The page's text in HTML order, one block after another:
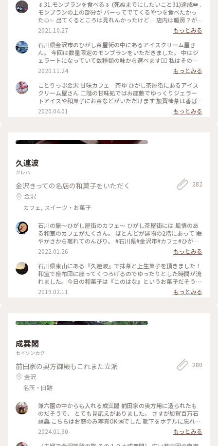
🌷31.モンブランを食べる🌷 (死ぬまでにしたいこと31)達成👑 .
モンブランの上の部分が バーってでてくるやつを食べたかっ
た🌰✨ 出てくるところは見れんかったけど… 店内は暖房？が
効いてて暑かったけん 外で食べた🐷🐷 美味しかった！！ . 次
は和栗専門店 沙織とかで食べたい🌰✨ . #モンブラン #カフ
ェ #東茶屋町 . . どうでもいいけど、ことりっぷ 始めた時も
東茶屋町行った写真だった。 まさかもう一度来れるとは 思わ
んかったな🙊✨ 街並みが可愛くて好き！！
2021.10.27
もっとみる
石川県金沢市のひがし茶屋街の中にあるアイスクリーム屋さ
ん。 今回は数量限定のモンブランをいただきました。 中はジ
ェラートになっていて数種類の味から選べます🙆‍♀️ 私はその中
から抹茶を選択。 中のジェラートは甘く、外のモンブランは
栗本来の味がしてとても美味しかったです☺️💕 ひがし茶屋街
の中心地にあるので2階からの眺めも最高です🤗 近くに寄られ
た際はぜひ！！ #甘味カフェ茶ゆ #モンブラン #小さな秋
2020.11.24
もっとみる
ことりっぷ金沢 甘味カフェ 茶ゆ ひがし茶屋街にあるアイス
クリーム屋さん 二階の甘味処ではお座敷でゆっくりジェラー
トアイスや和菓子にお茶などがいただけます 加賀棒茶は香ば
しくすっきりとした飲み口で甘味の後に嬉しいひとときでした
#ことりっぷ金沢 #ひがし茶屋街 #茶ゆ #甘味カフェ茶
がし茶屋街 #金沢 #石川県 #町家 #町家カフェ #東茶屋
2020.04.01 もっとみる
久連波
クレハ
金沢きっての名店の和菓子をいただく
金沢
カフェ, スイーツ・お菓子
282
石川の旅～ひがし屋街のカフェ～ ひがし茶屋街には 風情のあ
る和室のカフェがたくさん。 ほとんどが建物の2階にあって 賑
やかさから離れてのんびり。 #石川県#金沢市#カフェ#ひがし
茶屋街#久連波#甘酒#別腹なし
2022.01.26
もっとみる
石川県東山にある『久連波』で抹茶と上生菓子を頂きました！
和室で座布団に座ってくつろげるのでゆったりとした時間が流
れました。今日の和菓子は『このはな』というお菓子だそうで
す。 #和菓子 #石川県 #和室 #抹茶 #上生菓子 #スイーツ #散歩
2019.02.11 もっとみる
成巽閣
セイソンカク
前田家の奥方御殿もこれまた立派
金沢
名所・旧跡
280
兼六園の中からも入れる成𢁉閣 前田家の奥方用に造られたも
のだそうで、 とても見応えがありました。 さすが加賀百万石
🎎🏯 こちらはお庭のみ写真OK🆗でした 靴下をホテルに忘れて
きて、ストッキングで 廻ったので足が冷えて失敗😔 #冬の旅 #
私のことりっぷ旅 #金沢 #成巽閣#兼六園
2024.01.30
もっとみる